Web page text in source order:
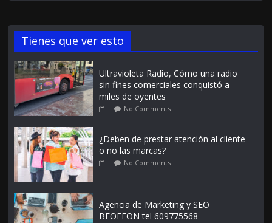
Tienes que ver esto
Ultravioleta Radio, Cómo una radio
sin fines comerciales conquistó a
miles de oyentes
No Comments
¿Deben de prestar atención al cliente
o no las marcas?
No Comments
Agencia de Marketing y SEO
BEOFFON tel 609775568